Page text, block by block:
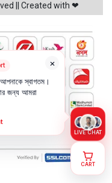
|| Created with ❤
×
স্বাগতম।
জন্য আমরা
LIVE CHAT
CART